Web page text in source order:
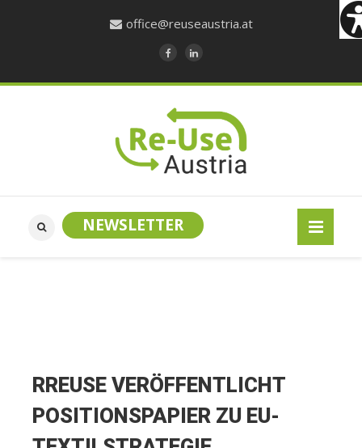
office@reuseaustria.at
NEWSLETTER
RREUSE VERÖFFENTLICHT
POSITIONSPAPIER ZU EU-